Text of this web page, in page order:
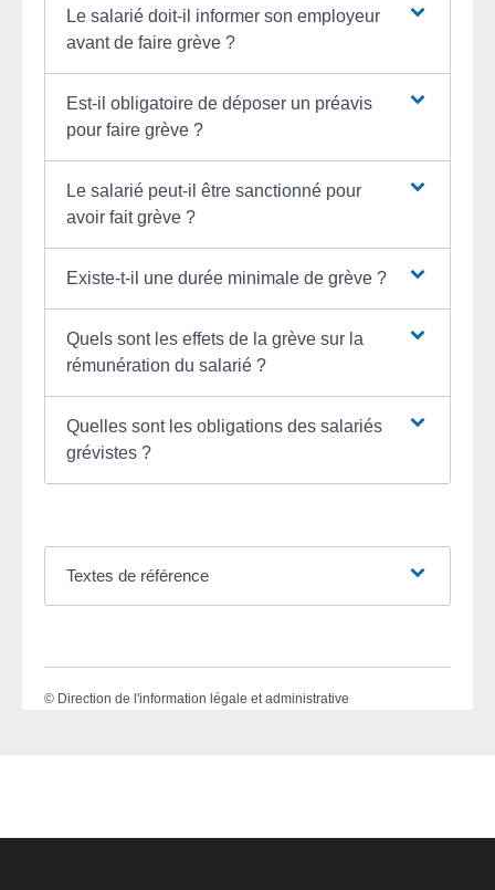
Le salarié doit-il informer son employeur
avant de faire grève ?
Est-il obligatoire de déposer un préavis
pour faire grève ?
Le salarié peut-il être sanctionné pour
avoir fait grève ?
Existe-t-il une durée minimale de grève ?
Quels sont les effets de la grève sur la
rémunération du salarié ?
Quelles sont les obligations des salariés
grévistes ?
Textes de référence
© Direction de l'information légale et administrative